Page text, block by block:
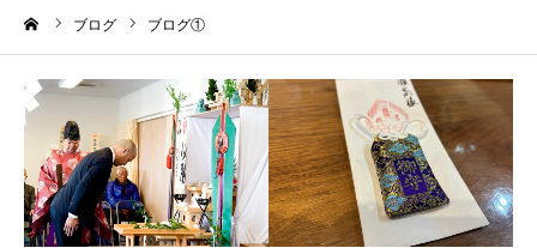
ブログ ブログ①
後援会のご案内